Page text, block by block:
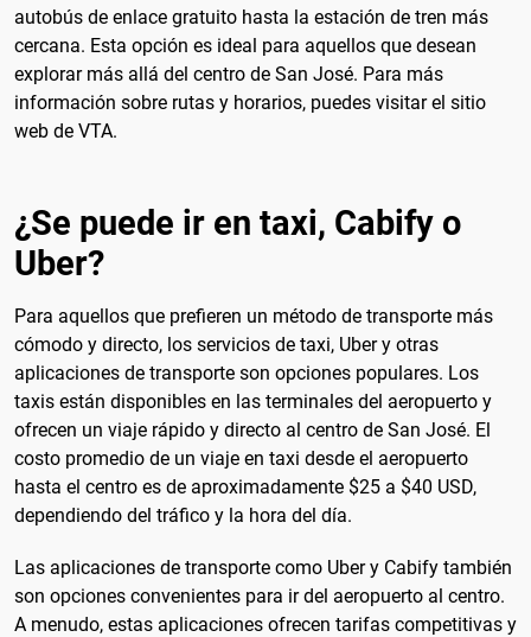
autobús de enlace gratuito hasta la estación de tren más
cercana. Esta opción es ideal para aquellos que desean
explorar más allá del centro de San José. Para más
información sobre rutas y horarios, puedes visitar el sitio
web de VTA.
¿Se puede ir en taxi, Cabify o
Uber?
Para aquellos que prefieren un método de transporte más
cómodo y directo, los servicios de taxi, Uber y otras
aplicaciones de transporte son opciones populares. Los
taxis están disponibles en las terminales del aeropuerto y
ofrecen un viaje rápido y directo al centro de San José. El
costo promedio de un viaje en taxi desde el aeropuerto
hasta el centro es de aproximadamente $25 a $40 USD,
dependiendo del tráfico y la hora del día.
Las aplicaciones de transporte como Uber y Cabify también
son opciones convenientes para ir del aeropuerto al centro.
A menudo, estas aplicaciones ofrecen tarifas competitivas y